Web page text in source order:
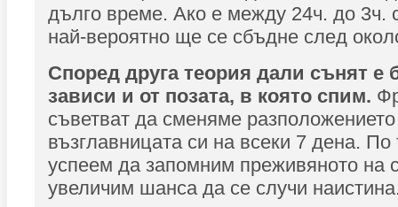
дълго време. Ако е между 24ч. до 3ч.
най-вероятно ще се сбъдне след
Според друга теория дали сънят е
зависи и от позата, в която спим.
съветват да сменяме
възглавницата си на всеки 7 дена.
успеем да запомним преживяното на
увеличим шанса да се случи